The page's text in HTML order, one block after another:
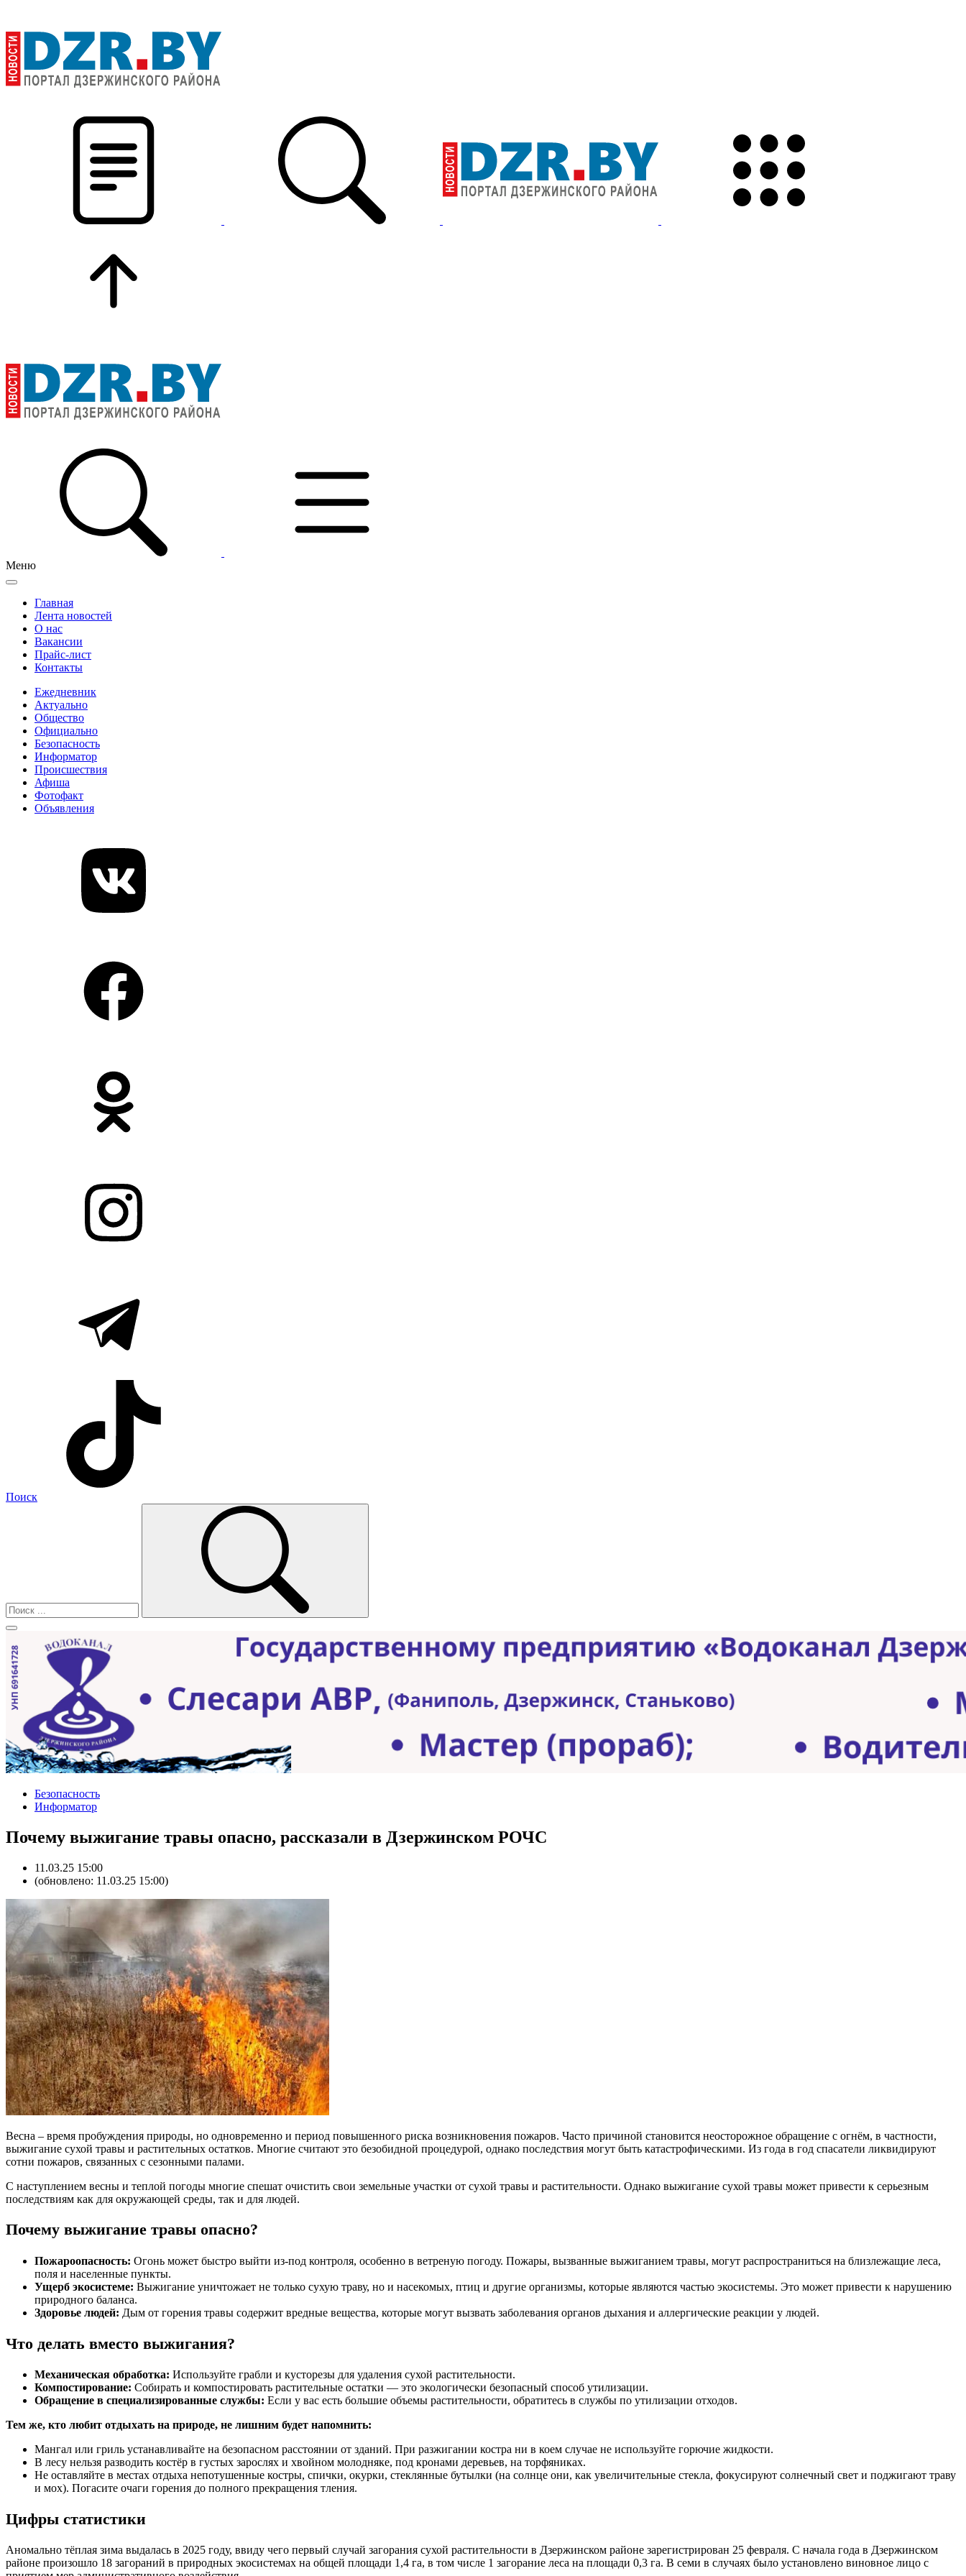
Меню
Главная
Лента новостей
О нас
Вакансии
Прайс-лист
Контакты
Ежедневник
Актуально
Общество
Официально
Безопасность
Информатор
Происшествия
Афиша
Фотофакт
Объявления
Поиск
Безопасность
Информатор
Почему выжигание травы опасно, рассказали в Дзержинском РОЧС
11.03.25 15:00
(обновлено: 11.03.25 15:00)
Весна – время пробуждения природы, но одновременно и период повышенного риска возникновения пожаров. Часто причиной становится неосторожное обращение с огнём, в частности,
выжигание сухой травы и растительных остатков. Многие считают это безобидной процедурой, однако последствия могут быть катастрофическими. Из года в год спасатели ликвидируют
сотни пожаров, связанных с сезонными палами.
С наступлением весны и теплой погоды многие спешат очистить свои земельные участки от сухой травы и растительности. Однако выжигание сухой травы может привести к серьезным
последствиям как для окружающей среды, так и для людей.
Почему выжигание травы опасно?
Пожароопасность: Огонь может быстро выйти из-под контроля, особенно в ветреную погоду. Пожары, вызванные выжиганием травы, могут распространиться на близлежащие леса,
поля и населенные пункты.
Ущерб экосистеме: Выжигание уничтожает не только сухую траву, но и насекомых, птиц и другие организмы, которые являются частью экосистемы. Это может привести к нарушению
природного баланса.
Здоровье людей: Дым от горения травы содержит вредные вещества, которые могут вызвать заболевания органов дыхания и аллергические реакции у людей.
Что делать вместо выжигания?
Механическая обработка: Используйте грабли и кусторезы для удаления сухой растительности.
Компостирование: Собирать и компостировать растительные остатки — это экологически безопасный способ утилизации.
Обращение в специализированные службы: Если у вас есть большие объемы растительности, обратитесь в службы по утилизации отходов.
Тем же, кто любит отдыхать на природе, не лишним будет напомнить:
Мангал или гриль устанавливайте на безопасном расстоянии от зданий. При разжигании костра ни в коем случае не используйте горючие жидкости.
В лесу нельзя разводить костёр в густых зарослях и хвойном молодняке, под кронами деревьев, на торфяниках.
Не оставляйте в местах отдыха непотушенные костры, спички, окурки, стеклянные бутылки (на солнце они, как увеличительные стекла, фокусируют солнечный свет и поджигают траву
и мох). Погасите очаги горения до полного прекращения тления.
Цифры статистики
Аномально тёплая зима выдалась в 2025 году, ввиду чего первый случай загорания сухой растительности в Дзержинском районе зарегистрирован 25 февраля. С начала года в Дзержинском
районе произошло 18 загораний в природных экосистемах на общей площади 1,4 га, в том числе 1 загорание леса на площади 0,3 га. В семи в случаях было установлено виновное лицо с